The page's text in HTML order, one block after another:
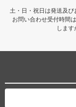
土・日・祝日は発送及び
お問い合わせ受付時間
します